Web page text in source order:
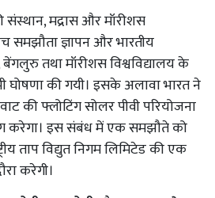
संस्थान, मद्रास और मॉरीशस
समझौता ज्ञापन और भारतीय
तथा मॉरीशस विश्वविद्यालय के
घोषणा की गयी। इसके अलावा भारत ने
की फ्लोटिंग सोलर पीवी परियोजना
करेगा। इस संबंध में एक समझौते को
ताप विद्युत निगम लिमिटेड की एक
करेगी।